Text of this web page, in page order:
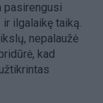
pasirengusi
ilgalaikę taiką.
nepalaužė
kad